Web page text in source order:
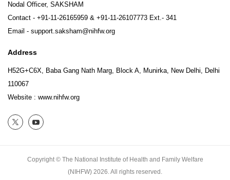
Nodal Officer, SAKSHAM
Contact - +91-11-26165959 & +91-11-26107773 Ext.- 341
Email - support.saksham@nihfw.org
Address
H52G+C6X, Baba Gang Nath Marg, Block A, Munirka, New Delhi, Delhi
110067
Website : www.nihfw.org
Copyright © The National Institute of Health and Family Welfare
(NIHFW) 2026.All rights reserved.